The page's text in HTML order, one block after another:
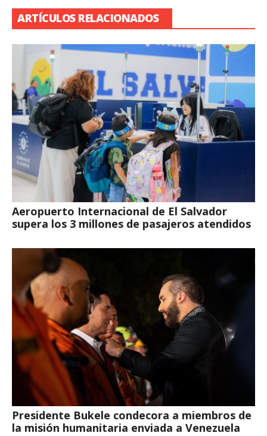
ARTÍCULOS RELACIONADOS
Aeropuerto Internacional de El Salvador
supera los 3 millones de pasajeros atendidos
Presidente Bukele condecora a miembros de
la misión humanitaria enviada a Venezuela